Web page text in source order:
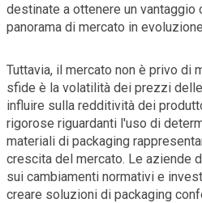
destinate a ottenere un
panorama di mercato in
Tuttavia, il mercato non è privo di
sfide è la volatilità dei prezzi
influire sulla redditività dei
rigorose riguardanti l'uso di
materiali di packaging
crescita del mercato. Le aziende
sui cambiamenti normativi e
creare soluzioni di packaging